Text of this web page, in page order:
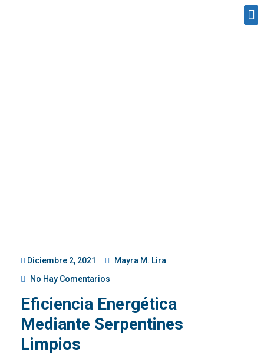
Diciembre 2, 2021
Mayra M. Lira
No Hay Comentarios
Eficiencia Energética
Mediante Serpentines
Limpios